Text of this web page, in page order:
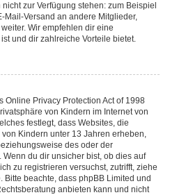
zur Verfügung stehen: zum Beispiel
Mail-Versand an andere Mitglieder,
Wir empfehlen dir eine
und dir zahlreiche Vorteile bietet.
Online Privacy Protection Act of 1998
von Kindern im Internet von
festlegt, dass Websites, die
Kindern unter 13 Jahren erheben,
des oder der
du dir unsicher bist, ob dies auf
zu registrieren versuchst, zutrifft, ziehe
beachte, dass phpBB Limited und
anbieten kann und nicht